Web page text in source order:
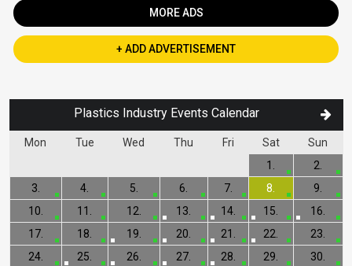
MORE ADS
+ ADD ADVERTISEMENT
Plastics Industry Events Calendar
Mon Tue Wed Thu Fri Sat Sun
1.
2.
3.
4. 5. 6. 7. 8.
9.
10.
11. 12. 13. 14. 15.
16.
17.
18. 19. 20. 21. 22.
23.
24.
25. 26. 27. 28. 29.
30.